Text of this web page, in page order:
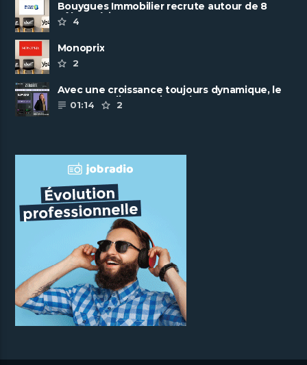
Bouygues Immobilier recrute autour de 8
pôles métiers
4
Monoprix
2
Avec une croissance toujours dynamique, le
groupe Scalian continue de ......
01:14 2